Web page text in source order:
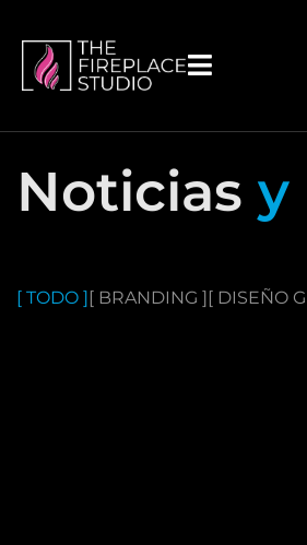
Noticias y
[ TODO ][ BRANDING ][ DISEÑO